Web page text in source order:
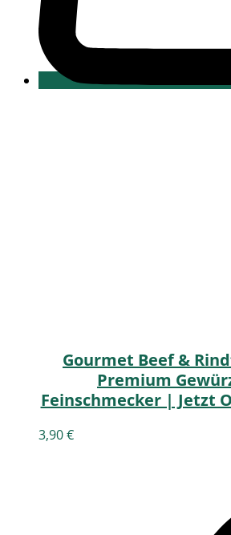
Gourmet Beef &
Premium
Feinschmecker | Jetzt
3,90€